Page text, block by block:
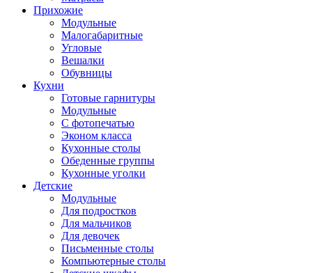
Прихожие
Модульные
Малогабаритные
Угловые
Вешалки
Обувницы
Кухни
Готовые гарнитуры
Модульные
С фотопечатью
Эконом класса
Кухонные столы
Обеденные группы
Кухонные уголки
Детские
Модульные
Для подростков
Для мальчиков
Для девочек
Письменные столы
Компьютерные столы